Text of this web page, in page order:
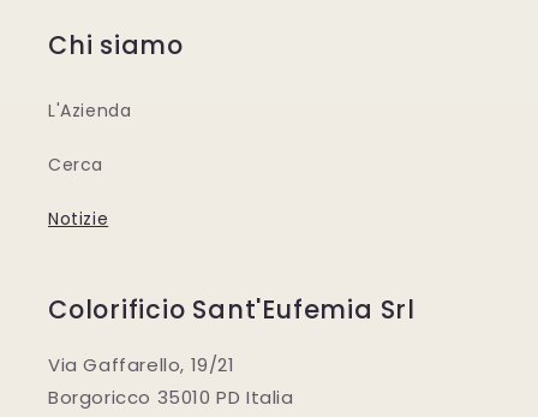
Chi siamo
L'Azienda
Cerca
Notizie
Colorificio Sant'Eufemia Srl
Via Gaffarello, 19/21
Borgoricco 35010 PD Italia